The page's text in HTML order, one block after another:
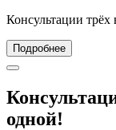
Консультации
Подробнее
одной!